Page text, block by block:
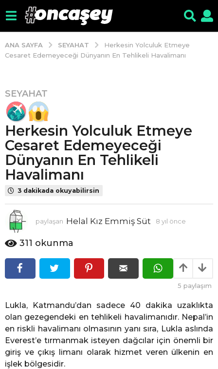
ANA SAYFA SEYAHAT
Herkesin Yolculuk Etmeye
Cesaret Edemeyeceği Dünyanın En Tehlikeli Havalimanı
8
y
ı
ö
n
c
e
8
n
c
SEYAHAT
Herkesin Yolculuk Etmeye
Cesaret Edemeyeceği
Dünyanın En Tehlikeli
Havalimanı
3 dakikada okuyabilirsin
paylaşan Helal Kız Emmiş Süt 8 yıl önce
n
e
311 okunma
5 paylaşım
Lukla, Katmandu’dan sadece 40 dakika uzaklıkta
olan gezegendeki en tehlikeli havalimanıdır. Nepal’in
en riskli havalimanı olmasının yanı sıra, Lukla aslında
Everest’e tırmanmak isteyen dağcılar için önemli bir
giriş ve çıkış limanı olarak hizmet veren ülkenin en
işlek bölgesidir.